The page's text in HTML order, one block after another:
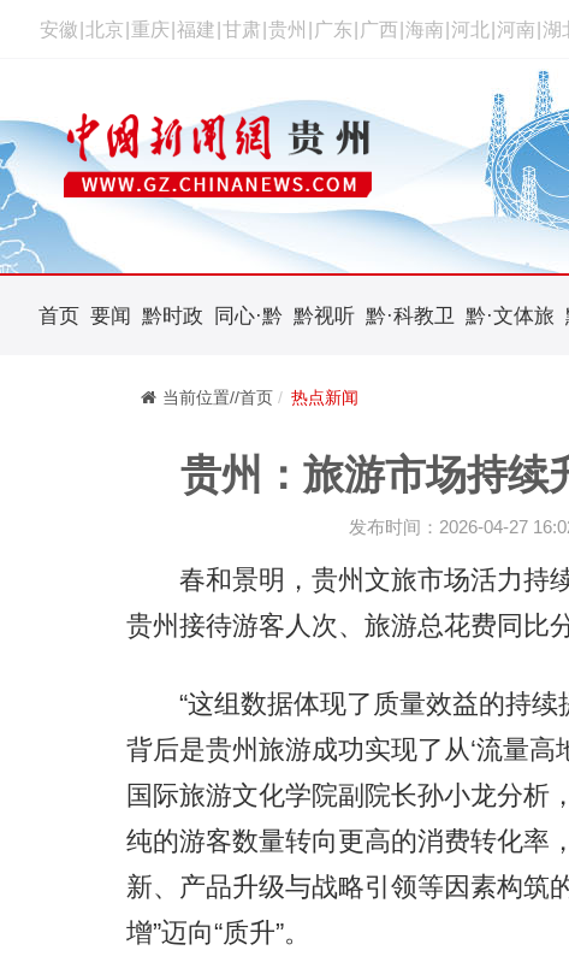
安徽 北京 重庆 福建 甘肃 贵州 广东 广西 海南 河北 河南 湖
首页 要闻 黔时政 同心·黔 黔视听 黔·科教卫 黔·文体旅
当前位置//首页 热点新闻
贵州：旅游市场持续
发布时间：2026-04-27
春和景明，贵州文旅市场活力持续
贵州接待游客人次、旅游总花费同比
“这组数据体现了质量效益的持续
背后是贵州旅游成功实现了从‘流量高
国际旅游文化学院副院长孙小龙分析
纯的游客数量转向更高的消费转化率
新、产品升级与战略引领等因素构筑
增”迈向“质升”。